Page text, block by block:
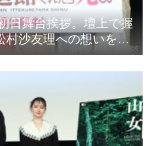
日舞台挨拶。壇上で握
村沙友理への想いをア